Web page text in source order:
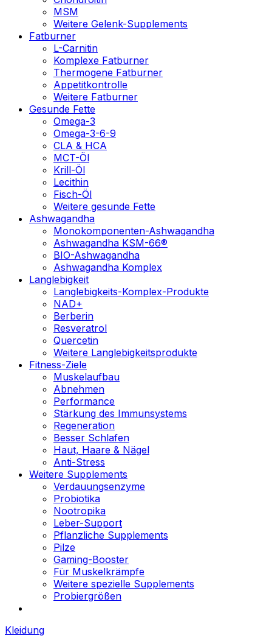
MSM
Weitere Gelenk-Supplements
Fatburner
L-Carnitin
Komplexe Fatburner
Thermogene Fatburner
Appetitkontrolle
Weitere Fatburner
Gesunde Fette
Omega-3
Omega-3-6-9
CLA & HCA
MCT-Öl
Krill-Öl
Lecithin
Fisch-Öl
Weitere gesunde Fette
Ashwagandha
Monokomponenten-Ashwagandha
Ashwagandha KSM-66®
BIO-Ashwagandha
Ashwagandha Komplex
Langlebigkeit
Langlebigkeits-Komplex-Produkte
NAD+
Berberin
Resveratrol
Quercetin
Weitere Langlebigkeitsprodukte
Fitness-Ziele
Muskelaufbau
Abnehmen
Performance
Stärkung des Immunsystems
Regeneration
Besser Schlafen
Haut, Haare & Nägel
Anti-Stress
Weitere Supplements
Verdauungsenzyme
Probiotika
Nootropika
Leber-Support
Pflanzliche Supplements
Pilze
Gaming-Booster
Für Muskelkrämpfe
Weitere spezielle Supplements
Probiergrößen
Kleidung